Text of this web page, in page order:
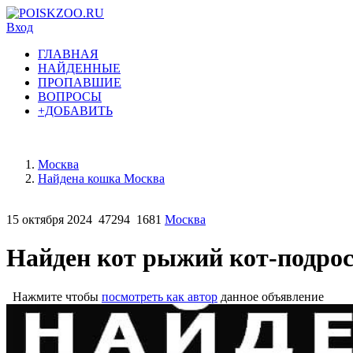
Вход
ГЛАВНАЯ
НАЙДЕННЫЕ
ПРОПАВШИЕ
ВОПРОСЫ
+ДОБАВИТЬ
Москва
Найдена кошка Москва
15 октября 2024 47294 1681 Москва
Найден кот рыжий кот-
Нажмите чтобы посмотреть как автор данное объявление